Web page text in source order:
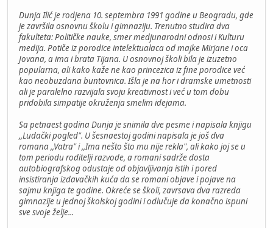
Dunja Ilić je rodjena 10. septembra 1991 godine u Beogradu, gde
je završila osnovnu školu i gimnaziju. Trenutno studira dva
fakulteta: Političke nauke, smer medjunarodni odnosi i Kulturu
medija. Potiče iz porodice intelektualaca od majke Mirjane i oca
Jovana, a ima i brata Tijana. U osnovnoj školi bila je izuzetno
popularna, ali kako kaže ne kao princezica iz fine porodice već
kao neobuzdana buntovnica. Išla je na hor i dramske umetnosti
ali je paralelno razvijala svoju kreativnost i već u tom dobu
pridobila simpatije okruženja smelim idejama.
Sa petnaest godina Dunja je snimila dve pesme i napisala knjigu
,,Ludački pogled". U šesnaestoj godini napisala je još dva
romana ,,Vatra" i ,,Ima nešto što mu nije rekla", ali kako joj se u
tom periodu roditelji razvode, a romani sadrže dosta
autobiografskog odustaje od objavljivanja istih i pored
insistiranja izdavačkih kuća da se romani objave i pojave na
sajmu knjiga te godine. Okreće se školi, zavrsava dva razreda
gimnazije u jednoj školskoj godini i odlučuje da konačno ispuni
sve svoje želje...